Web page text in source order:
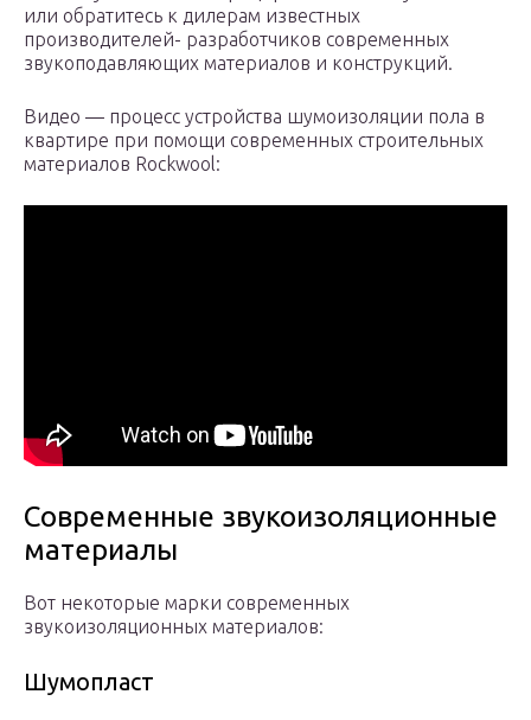
или обратитесь к дилерам известных
производителей- разработчиков современных
звукоподавляющих материалов и конструкций.
Видео — процесс устройства шумоизоляции пола в
квартире при помощи современных строительных
материалов Rockwool:
Современные звукоизоляционные
материалы
Вот некоторые марки современных
звукоизоляционных материалов:
Шумопласт